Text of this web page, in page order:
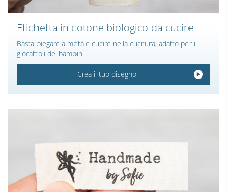
Etichetta in cotone biologico da cucire
Basta piegare a metà e cucire nella cucitura, adatto per i
giocattoli dei bambini
Crea il tuo disegno